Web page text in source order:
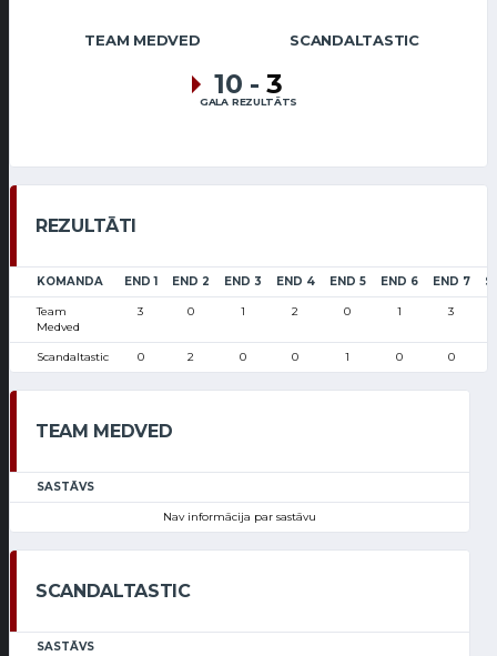
TEAM MEDVED SCANDALTASTIC
10 - 3
GALA REZULTĀTS
REZULTĀTI
KOMANDA END 1 END 2 END 3 END 4 END 5 END 6 END 7
Team
Medved
3 0 1 2 0 1 3
Scandaltastic 0 2 0 0 1 0 0
TEAM MEDVED
SASTĀVS
Nav informācija par sastāvu
SCANDALTASTIC
SASTĀVS